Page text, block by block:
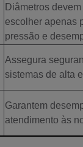
Diâmetros
escolher apenas
pressão e
Assegura
sistemas de alta
Garantem
atendimento às